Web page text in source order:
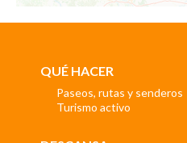
QUÉ HACER
Paseos, rutas y senderos
Turismo activo